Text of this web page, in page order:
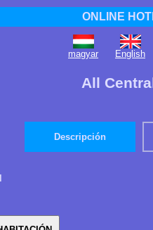
ONLINE
magyar English
All
Descripción